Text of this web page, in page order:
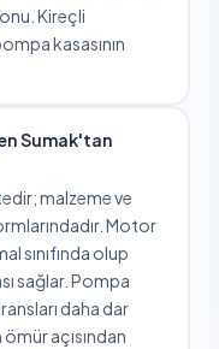
Kireçli
kasasının
Sumak'tan
malzeme ve
Motor
sınıfında olup
sağlar. Pompa
daha dar
açısından